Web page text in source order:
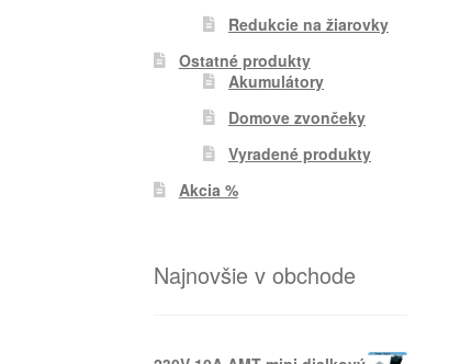
Redukcie na žiarovky
Ostatné produkty
Akumulátory
Domove zvončeky
Vyradené produkty
Akcia %
Najnovšie v obchode